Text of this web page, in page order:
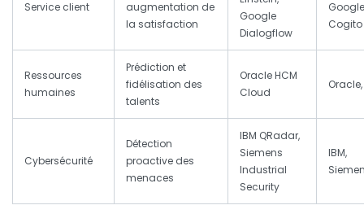
Service client
augmentation de
la satisfaction
Google
Dialogflow
Cogito
Ressources
humaines
Prédiction et
fidélisation des
talents
Oracle HCM
Cloud
Oracle,
Cybersécurité
Détection
proactive des
menaces
IBM QRadar,
Siemens
Industrial
Security
IBM,